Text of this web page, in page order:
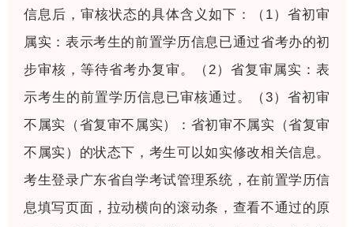
信息后，审核状态的具体含义如下：（1）省初审
属实：表示考生的前置学历信息已通过省考办的初
步审核，等待省考办复审。（2）省复审属实：表
示考生的前置学历信息已审核通过。（3）省初审
不属实（省复审不属实）：省初审不属实（省复审
不属实）的状态下，考生可以如实修改相关信息。
考生登录广东省自学考试管理系统，在前置学历信
息填写页面，拉动横向的滚动条，查看不通过的原